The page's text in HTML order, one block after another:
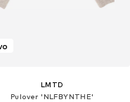
LMTD
Pulover 'NLFBYNTHE'